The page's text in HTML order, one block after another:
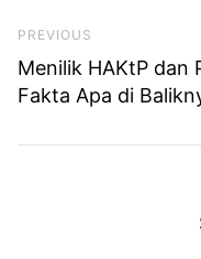
Previous Post
PREVIOUS
Menilik HAKtP dan
Fakta Apa di